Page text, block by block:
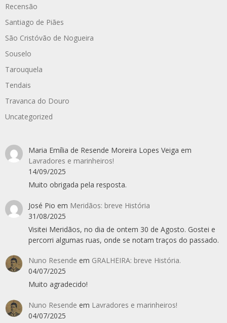
Recensão
Santiago de Piães
São Cristóvão de Nogueira
Souselo
Tarouquela
Tendais
Travanca do Douro
Uncategorized
Maria Emília de Resende Moreira Lopes Veiga em
Lavradores e marinheiros!
14/09/2025
Muito obrigada pela resposta.
José Pio em Meridãos: breve História
31/08/2025
Visitei Meridãos, no dia de ontem 30 de Agosto. Gostei e
percorri algumas ruas, onde se notam traços do passado.
Nuno Resende em GRALHEIRA: breve História.
04/07/2025
Muito agradecido!
Nuno Resende em Lavradores e marinheiros!
04/07/2025